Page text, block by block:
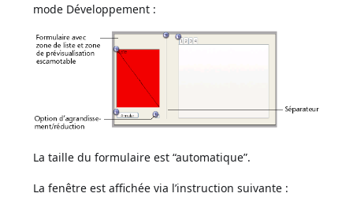
mode Développement :
La taille du formulaire est “automatique”.
La fenêtre est affichée via l’instruction suivante :